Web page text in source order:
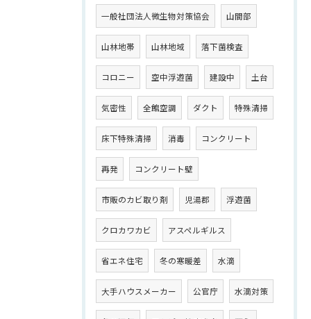
一般社団法人微生物対策協会 山間部
山林地帯 山林地域 落下菌検査
コロニー 空中浮遊菌 建設中 土台
気密性 全館空調 ダクト 特殊清掃
床下特殊清掃 消毒 コンクリート
再発 コンクリート壁
市販のカビ取り剤 児湯郡 浮遊菌
クロカワカビ アスペルギルス
省エネ住宅 冬の寒暖差 水滴
大手ハウスメーカー 公官庁 水滴対策